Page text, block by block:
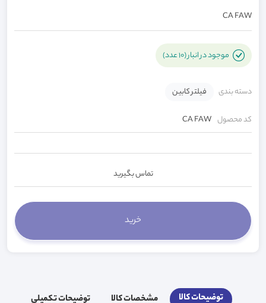
CA FAW
موجود در انبار (10 عدد)
دسته بندی فیلتر کابین
کد محصول CA FAW
تماس بگیرید
توضیحات کالا مشخصات کالا توضیحات تکمیلی